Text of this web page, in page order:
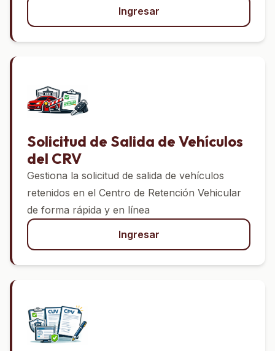
Ingresar
Solicitud de Salida de Vehículos
del CRV
Gestiona la solicitud de salida de vehículos
retenidos en el Centro de Retención Vehicular
de forma rápida y en línea
Ingresar